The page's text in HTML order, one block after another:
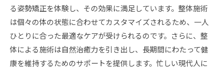
る姿勢矯正を体験し、その効果に満足しています。整体施術
は個々の体の状態に合わせてカスタマイズされるため、一人
ひとりに合った最適なケアが受けられるのです。さらに、整
体による施術は自然治癒力を引き出し、長期間にわたって健
康を維持するためのサポートを提供します。忙しい現代人に